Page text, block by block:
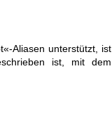
Aliasen unterstützt, ist
ist, mit dem